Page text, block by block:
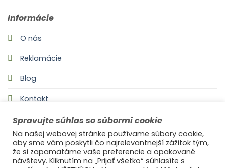
Informácie
O nás
Reklamácie
Blog
Kontakt
Spravujte súhlas so súbormi cookie
Na našej webovej stránke používame súbory cookie,
aby sme vám poskytli čo najrelevantnejší zážitok tým,
že si zapamätáme vaše preferencie a opakované
návštevy. Kliknutím na „Prijať všetko“ súhlasíte s